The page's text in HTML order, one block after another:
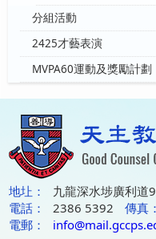
分組活動
2425才藝表演
MVPA60運動及獎勵計劃
地圵：
九龍深水埗廣利道
電話：
2386 5392 傳真：
電郵：